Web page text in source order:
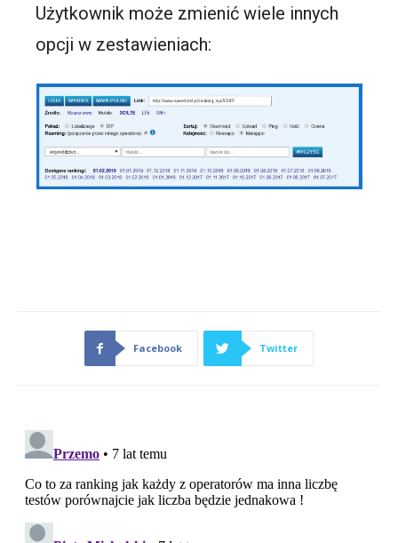
Użytkownik może zmienić wiele innych
opcji w zestawieniach:
Facebook Twitter